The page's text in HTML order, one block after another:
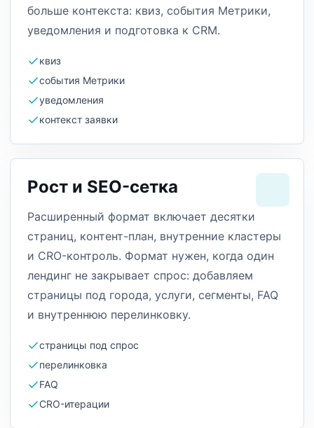
больше контекста: квиз, события Метрики,
уведомления и подготовка к CRM.
квиз
события Метрики
уведомления
контекст заявки
Рост и SEO-сетка
Расширенный формат включает десятки
страниц, контент-план, внутренние кластеры
и CRO-контроль. Формат нужен, когда один
лендинг не закрывает спрос: добавляем
страницы под города, услуги, сегменты, FAQ
и внутреннюю перелинковку.
страницы под спрос
перелинковка
FAQ
CRO-итерации